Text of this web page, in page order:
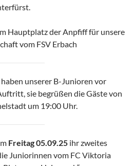
Hauptplatz der Anpfiff für unsere
vom FSV Erbach
haben unserer B-Junioren vor
sie begrüßen die Gäste von
um 19:00 Uhr.
Freitag 05.09.25 ihr zweites
Juniorinnen vom FC Viktoria